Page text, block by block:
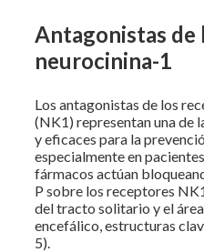
Antagonistas de
neurocinina-1
Los antagonistas de los
(NK1) representan una de
y eficaces para la
especialmente en
fármacos actúan
P sobre los receptores
del tracto solitario y el
encefálico, estructuras
5).